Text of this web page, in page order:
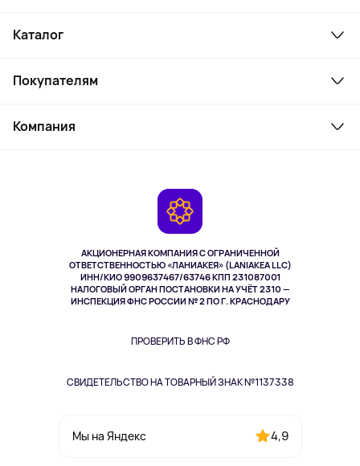
АКЦИОНЕРНАЯ КОМПАНИЯ С ОГРАНИЧЕННОЙ
ОТВЕТСТВЕННОСТЬЮ «ЛАНИАКЕЯ» (LANIAKEA LLC)
ИНН/КИО 9909637467/63746 КПП 231087001
НАЛОГОВЫЙ ОРГАН ПОСТАНОВКИ НА УЧЁТ 2310 —
ИНСПЕКЦИЯ ФНС РОССИИ № 2 ПО Г. КРАСНОДАРУ
ПРОВЕРИТЬ В ФНС РФ
СВИДЕТЕЛЬСТВО НА ТОВАРНЫЙ ЗНАК №1137338
Мы на Яндекс 4,9
Каталог
Ноутбуки, мониторы, VR
Косметика и уход
Здоровье питомцев
Одежда и аксессуары
Покупателям
Как заказать
Компания